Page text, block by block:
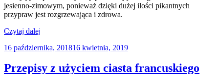
jesienno-zimowym, ponieważ dzięki dużej ilości pikantnych
przypraw jest rozgrzewająca i zdrowa.
Czytaj dalej
kapuściana,
zupa
prezydencka”
Opublikowane
16 października, 201816 kwietnia, 2019
Przepisy z użyciem ciasta francuskiego